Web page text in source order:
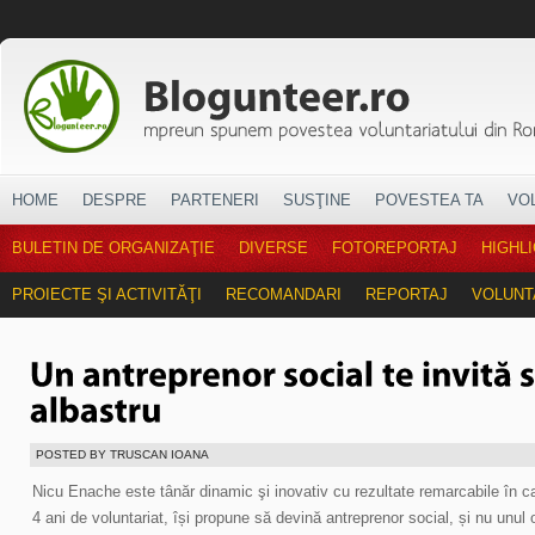
HOME DESPRE PARTENERI SUSŢINE POVESTEA TA
BULETIN DE ORGANIZAŢIE DIVERSE FOTOREPORTAJ
PROIECTE ŞI ACTIVITĂŢI RECOMANDARI REPORTAJ
POSTED BY TRUSCAN IOANA
Nicu Enache este tânăr dinamic şi inovativ cu rezultate remarcabile în
4 ani de voluntariat, își propune să devină antreprenor social, și nu unul